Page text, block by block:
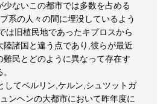
少ないこの都市では多数を占める
系の人々の間に埋没しているよう
は旧植民地であったキプロスから
諸国と違う点であり,彼らが最近
民とどのように異なって存在す
してベルリン,ケルン,シュツットガ
ンヘンの大都市において昨年度に